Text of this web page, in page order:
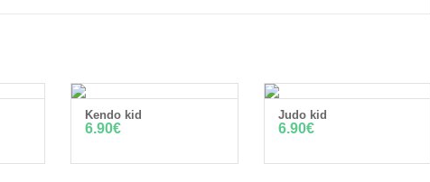
LISÄÄ OSTOSKORIIN
Kendo kid
6.90€ LISÄÄ OSTOSKORIIN
Judo kid
6.90€